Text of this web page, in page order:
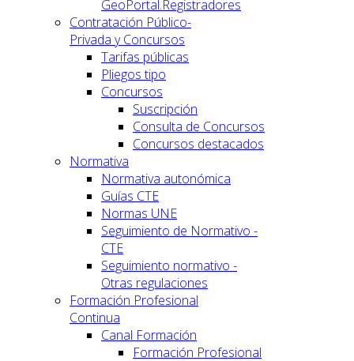
GeoPortal.Registradores
Contratación Público-
Privada y Concursos
Tarifas públicas
Pliegos tipo
Concursos
Suscripción
Consulta de Concursos
Concursos destacados
Normativa
Normativa autonómica
Guías CTE
Normas UNE
Seguimiento de Normativo -
CTE
Seguimiento normativo -
Otras regulaciones
Formación Profesional
Continua
Canal Formación
Formación Profesional